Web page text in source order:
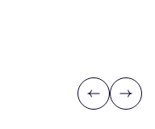
Previous
Next